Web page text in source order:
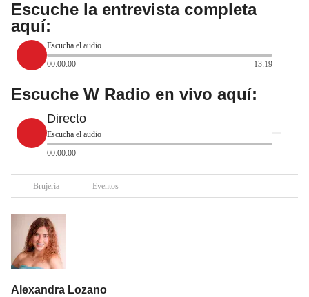
Escuche la entrevista completa
aquí:
Escucha el audio
00:00:00
13:19
Escuche W Radio en vivo aquí:
Directo
Escucha el audio
00:00:00
Brujería Eventos
Alexandra Lozano